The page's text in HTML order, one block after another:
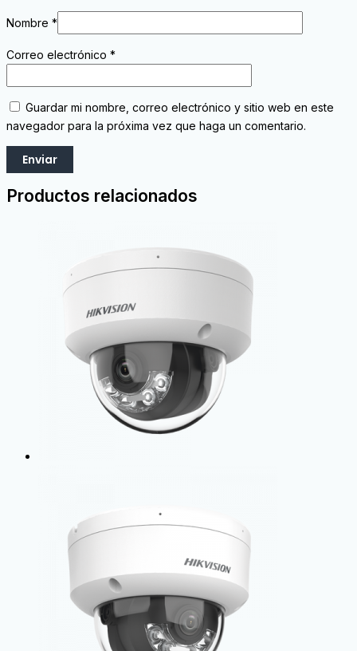
Nombre *
Correo electrónico *
Guardar mi nombre, correo electrónico y sitio web en este
navegador para la próxima vez que haga un comentario.
Productos relacionados